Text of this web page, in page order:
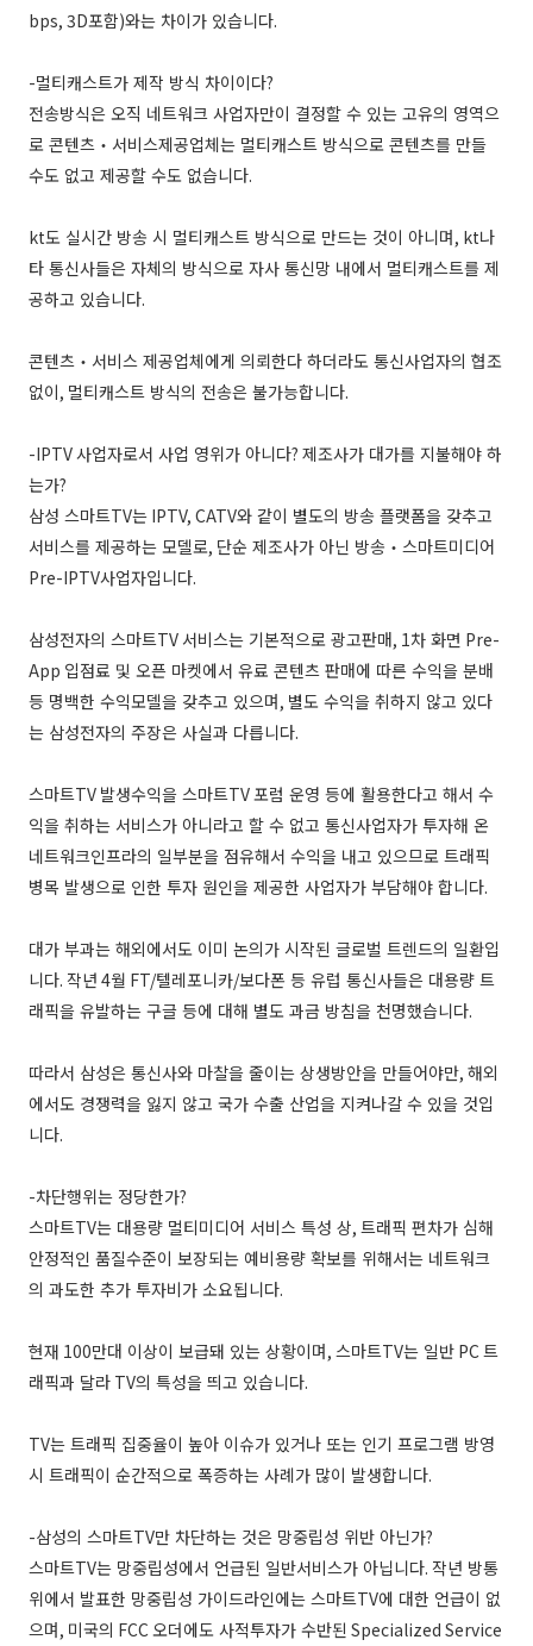
bps, 3D포함)와는 차이가 있습니다.
-멀티캐스트가 제작 방식 차이이다?
전송방식은 오직 네트워크 사업자만이 결정할 수 있는 고유의 영역으
로 콘텐츠 ‧ 서비스제공업체는 멀티캐스트 방식으로 콘텐츠를 만들
수도 없고 제공할 수도 없습니다.
kt도 실시간 방송 시 멀티캐스트 방식으로 만드는 것이 아니며, kt나
타 통신사들은 자체의 방식으로 자사 통신망 내에서 멀티캐스트를 제
공하고 있습니다.
콘텐츠 ‧ 서비스 제공업체에게 의뢰한다 하더라도 통신사업자의 협조
없이, 멀티캐스트 방식의 전송은 불가능합니다.
-IPTV사업자로서 사업 영위가 아니다? 제조사가 대가를 지불해야 하
는가?
삼성 스마트TV는 IPTV, CATV와 같이 별도의 방송 플랫폼을 갖추고
서비스를 제공하는 모델로, 단순 제조사가 아닌 방송 ‧ 스마트미디어
Pre-IPTV사업자입니다.
삼성전자의 스마트TV 서비스는 기본적으로 광고판매, 1차 화면 Pre-
App 입점료 및 오픈 마켓에서 유료 콘텐츠 판매에 따른 수익을 분배
등 명백한 수익모델을 갖추고 있으며, 별도 수익을 취하지 않고 있다
는 삼성전자의 주장은 사실과 다릅니다.
스마트TV 발생수익을 스마트TV포럼 운영 등에 활용한다고 해서 수
익을 취하는 서비스가 아니라고 할 수 없고 통신사업자가 투자해 온
네트워크인프라의 일부분을 점유해서 수익을 내고 있으므로 트래픽
병목 발생으로 인한 투자 원인을 제공한 사업자가 부담해야 합니다.
대가 부과는 해외에서도 이미 논의가 시작된 글로벌 트렌드의 일환입
니다. 작년 4월 FT/텔레포니카/보다폰 등 유럽 통신사들은 대용량 트
래픽을 유발하는 구글 등에 대해 별도 과금 방침을 천명했습니다.
따라서 삼성은 통신사와 마찰을 줄이는 상생방안을 만들어야만, 해외
에서도 경쟁력을 잃지 않고 국가 수출 산업을 지켜나갈 수 있을 것입
니다.
-차단행위는 정당한가?
스마트TV는 대용량 멀티미디어 서비스 특성 상, 트래픽 편차가 심해
안정적인 품질수준이 보장되는 예비용량 확보를 위해서는 네트워크
의 과도한 추가 투자비가 소요됩니다.
현재 100만대 이상이 보급돼 있는 상황이며, 스마트TV는 일반 PC트
래픽과 달라 TV의 특성을 띄고 있습니다.
TV는 트래픽 집중율이 높아 이슈가 있거나 또는 인기 프로그램 방영
시 트래픽이 순간적으로 폭증하는 사례가 많이 발생합니다.
-삼성의 스마트TV만 차단하는 것은 망중립성 위반 아닌가?
스마트TV는 망중립성에서 언급된 일반서비스가 아닙니다. 작년 방통
위에서 발표한 망중립성 가이드라인에는 스마트TV에 대한 언급이 없
으며, 미국의 FCC오더에도 사적투자가 수반된 Specialized Service